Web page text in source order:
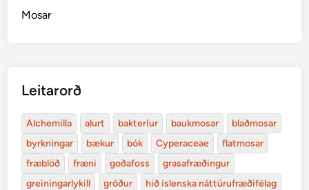
Mosar
Leitarorð
Alchemilla alurt bakteríur baukmosar
blaðmosar
byrkningar
bækur bók Cyperaceae
flatmosar
fræblöð
fræni goðafoss
grasafræðingur
greiningarlykill
gróður
hið íslenska náttúrufræðifélag